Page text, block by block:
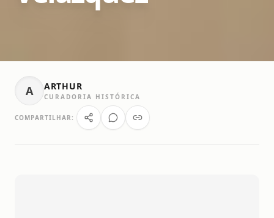
A ARTHUR
CURADORIA HISTÓRICA
COMPARTILHAR: